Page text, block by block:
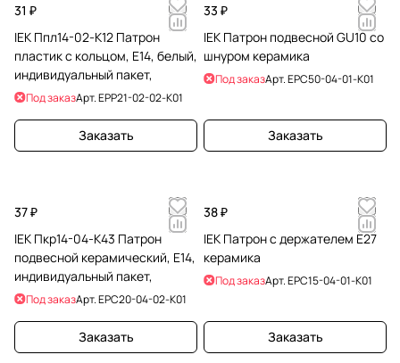
31 ₽
IEK Ппл14-02-К12 Патрон
пластик с кольцом, Е14, белый,
индивидуальный пакет,
Под заказАрт.EPP21-02-02-K01
Заказать
33 ₽
IEK Патрон подвесной GU10 со
шнуром керамика
Под заказАрт.EPC50-04-01-K01
Заказать
37 ₽
IEK Пкр14-04-К43 Патрон
подвесной керамический, Е14,
индивидуальный пакет,
Под заказАрт.EPC20-04-02-K01
Заказать
38 ₽
IEK Патрон с держателем Е27
керамика
Под заказАрт.EPC15-04-01-K01
Заказать